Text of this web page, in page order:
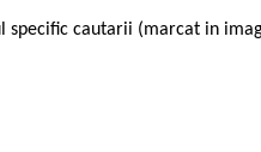
cautarii (marcat in